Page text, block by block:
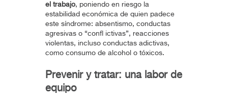
el trabajo, poniendo en riesgo la
estabilidad económica de quien padece
este síndrome: absentismo, conductas
agresivas o “confl ictivas”, reacciones
violentas, incluso conductas adictivas,
como consumo de alcohol o tóxicos.
Prevenir y tratar: una labor de
equipo